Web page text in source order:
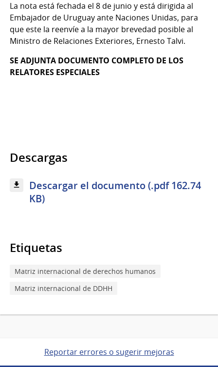
La nota está fechada el 8 de junio y está dirigida al
Embajador de Uruguay ante Naciones Unidas, para
que este la reenvíe a la mayor brevedad posible al
Ministro de Relaciones Exteriores, Ernesto Talvi.
SE ADJUNTA DOCUMENTO COMPLETO DE LOS
RELATORES ESPECIALES
Descargas
Descargar el documento (.pdf 162.74
KB)
Etiquetas
Matriz internacional de derechos humanos
Matriz internacional de DDHH
Reportar errores o sugerir mejoras